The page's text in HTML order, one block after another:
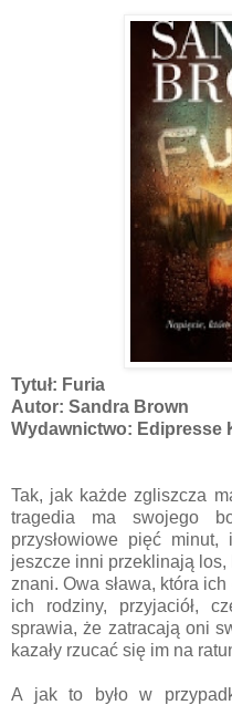
Tytuł: Furia
Autor: Sandra Brown
Wydawnictwo: Edipresse
Tak, jak każde zgliszcza
tragedia ma swojego
przysłowiowe pięć
jeszcze inni przeklinają los,
znani. Owa sława, która
ich rodziny, przyjaciół,
sprawia, że zatracają oni
kazały rzucać się im na
A jak to było w